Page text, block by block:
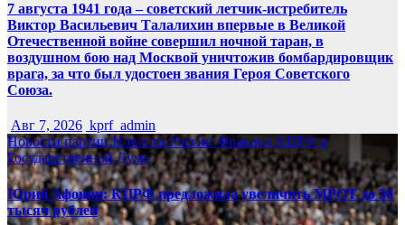
7 августа 1941 года – советский летчик-истребитель
Виктор Васильевич Талалихин впервые в Великой
Отечественной войне совершил ночной таран, в
воздушном бою над Москвой уничтожив бомбардировщик
врага, за что был удостоен звания Героя Советского
Союза.
Авг 7, 2026 kprf_admin
Новости партииНовости РоссииФракция КПРФ в
Государственной Думе
Юрий Афонин: КПРФ предложила увеличить МРОТ до 50
тысяч рублей